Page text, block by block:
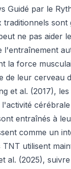
Guidé par le
traditionnels
ne pas aider
l'entraînement
la force
de leur cerveau
et al. (2017),
entraînés à
comme un
utilisent
al. (2025),